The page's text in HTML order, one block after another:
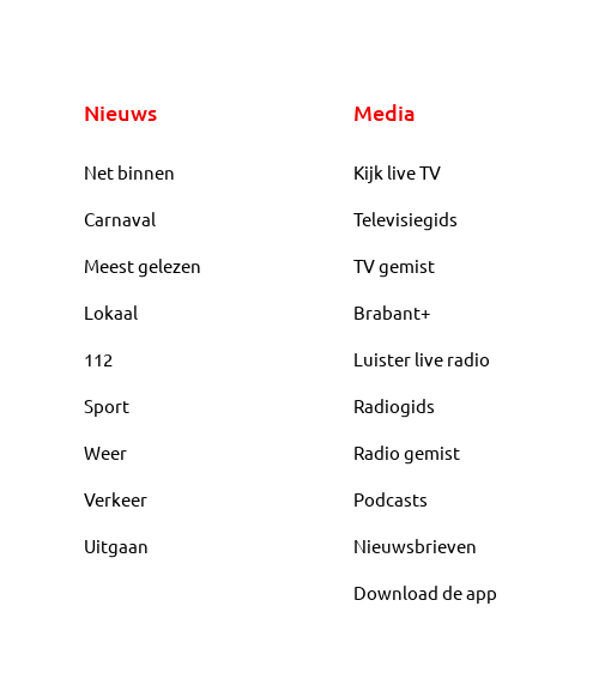
Nieuws
Net binnen
Carnaval
Meest gelezen
Lokaal
112
Sport
Weer
Verkeer
Uitgaan
Media
Kijk live TV
Televisiegids
TV gemist
Brabant+
Luister live radio
Radiogids
Radio gemist
Podcasts
Nieuwsbrieven
Download de app